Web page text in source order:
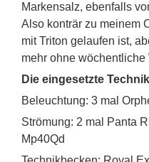
Markensalz, ebenfalls
Also konträr zu meinem
mit Triton gelaufen ist,
mehr ohne wöchentliche
Die eingesetzte
Beleuchtung: 3 mal
Strömung: 2 mal Panta
Mp40Qd